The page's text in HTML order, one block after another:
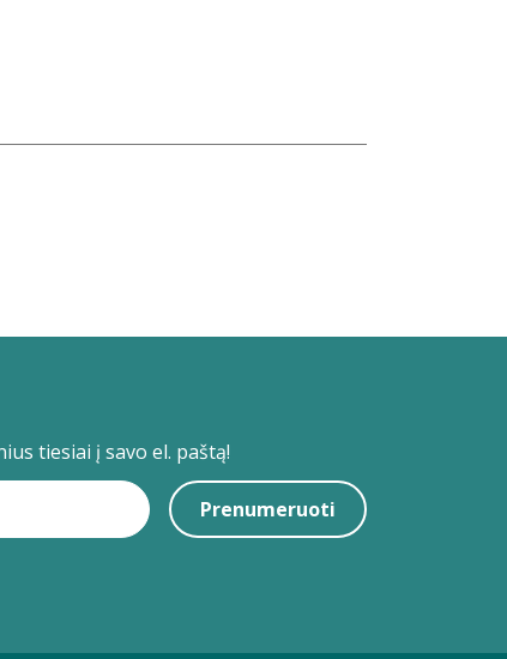
tiesiai į savo el. paštą!
Prenumeruoti